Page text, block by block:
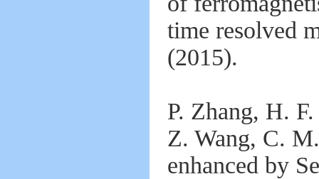
time resolved
(2015).
P. Zhang, H.
Z. Wang, C.
enhanced by